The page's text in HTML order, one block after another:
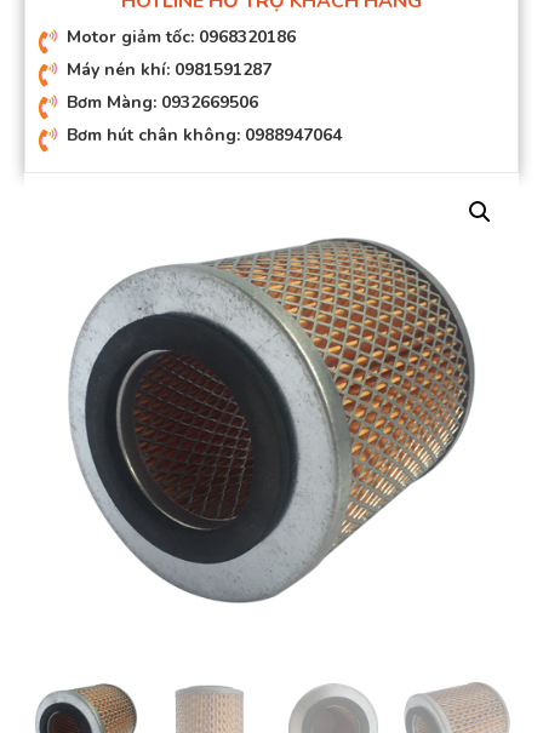
Motor giảm tốc: 0968320186
Máy nén khí: 0981591287
Bơm Màng: 0932669506
Bơm hút chân không: 0988947064